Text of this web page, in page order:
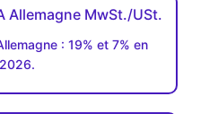
Allemagne MwSt./USt.
: 19% et 7% en
2026.